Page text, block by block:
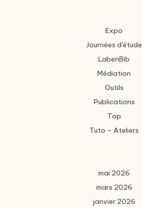
Expo
Journées d'étude
LabenBib
Médiation
Outils
Publications
Top
Tuto – Ateliers
mai 2026
mars 2026
janvier 2026